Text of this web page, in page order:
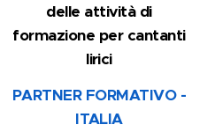
delle attività di
formazione per cantanti
lirici
PARTNER FORMATIVO -
ITALIA